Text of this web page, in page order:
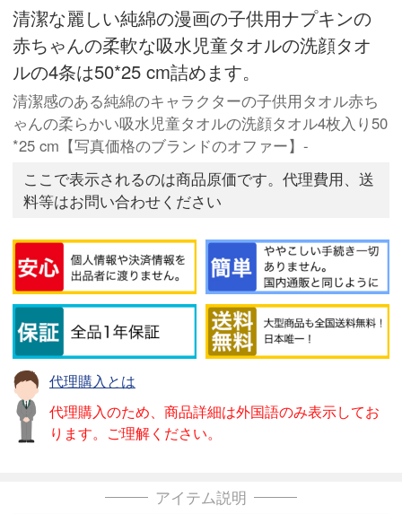
清潔な麗しい純綿の漫画の子供用ナプキンの
赤ちゃんの柔軟な吸水児童タオルの洗顔タオ
ルの4条は50*25 cm詰めます。
清潔感のある純綿のキャラクターの子供用タオル赤ち
ゃんの柔らかい吸水児童タオルの洗顔タオル4枚入り50
*25 cm【写真価格のブランドのオファー】-
ここで表示されるのは商品原価です。代理費用、送
料等はお問い合わせください
代理購入とは
代理購入のため、商品詳細は外国語のみ表示してお
ります。ご理解ください。
アイテム説明